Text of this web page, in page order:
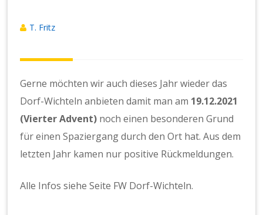
T. Fritz
Gerne möchten wir auch dieses Jahr wieder das
Dorf-Wichteln anbieten damit man am 19.12.2021
(Vierter Advent) noch einen besonderen Grund
für einen Spaziergang durch den Ort hat. Aus dem
letzten Jahr kamen nur positive Rückmeldungen.
Alle Infos siehe Seite FW Dorf-Wichteln.